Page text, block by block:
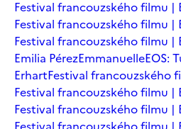
Festival francouzského filmu |
Festival francouzského filmu |
Festival francouzského filmu |
Emilia PérezEmmanuelleEOS:
ErhartFestival francouzského
Festival francouzského filmu |
Festival francouzského filmu |